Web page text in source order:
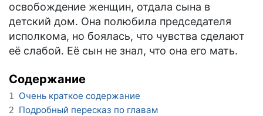
освобождение женщин, отдала сына в
детский дом. Она полюбила председателя
исполкома, но боялась, что чувства сделают
её слабой. Её сын не знал, что она его мать.
Содержание
1 Очень краткое содержание
2 Подробный пересказ по главам